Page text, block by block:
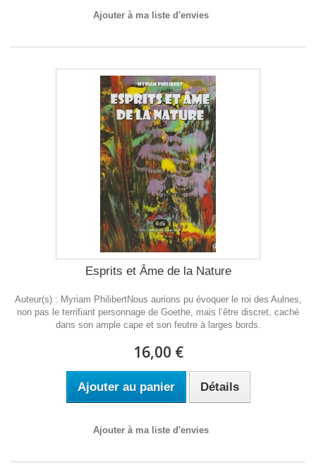
Ajouter à ma liste d'envies
Esprits et Âme de la Nature
Auteur(s) : Myriam PhilibertNous aurions pu évoquer le roi des Aulnes,
non pas le terrifiant personnage de Goethe, mais l’être discret, caché
dans son ample cape et son feutre à larges bords.
16,00 €
Ajouter au panier Détails
Ajouter à ma liste d'envies